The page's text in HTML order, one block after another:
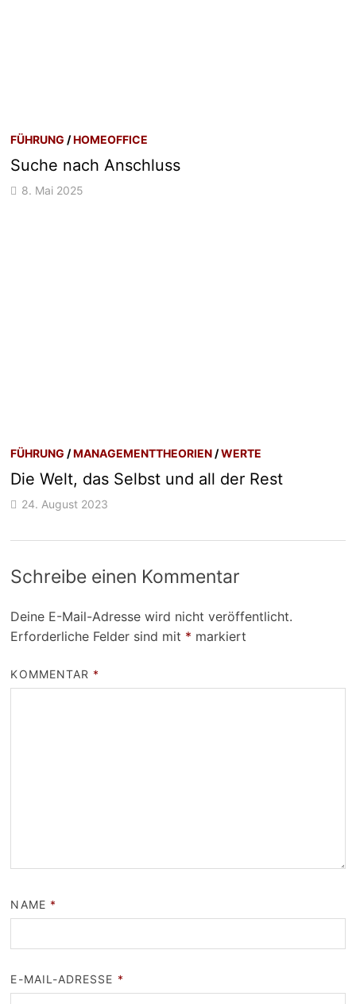
FÜHRUNG /HOMEOFFICE
Suche nach Anschluss
8. Mai 2025
FÜHRUNG /MANAGEMENTTHEORIEN /WERTE
Die Welt, das Selbst und all der Rest
24. August 2023
Schreibe einen Kommentar
Deine E-Mail-Adresse wird nicht veröffentlicht.
Erforderliche Felder sind mit * markiert
KOMMENTAR *
NAME *
E-MAIL-ADRESSE *